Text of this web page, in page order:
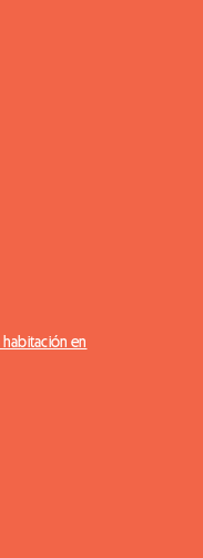
habitación en